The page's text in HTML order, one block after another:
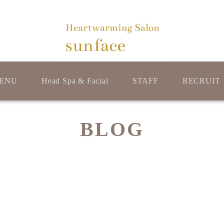
Head Spa & Facial STAFF RECRUIT
BLOG